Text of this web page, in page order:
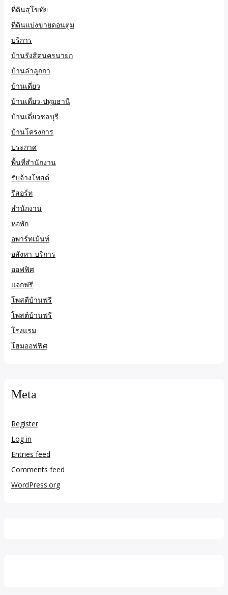
ที่ดินสุโขทัย
ที่ดินแบ่งขายดอนตูม
บริการ
บ้านรังสิตนครนายก
บ้านลำลูกกา
บ้านเดี่ยว
บ้านเดี่ยว-ปทุมธานี
บ้านเดี่ยวชลบุรี
บ้านโครงการ
ประกาศ
พื้นที่สำนักงาน
รับจ้างโพสต์
รีสอร์ท
สำนักงาน
หอพัก
อพาร์ทเม้นท์
อสังหา-บริการ
ออฟฟิศ
แจกฟรี
โพสตืบ้านฟรี
โพสต์บ้านฟรี
โรงแรม
โฮมออฟฟิศ
Meta
Register
Log in
Entries feed
Comments feed
WordPress.org